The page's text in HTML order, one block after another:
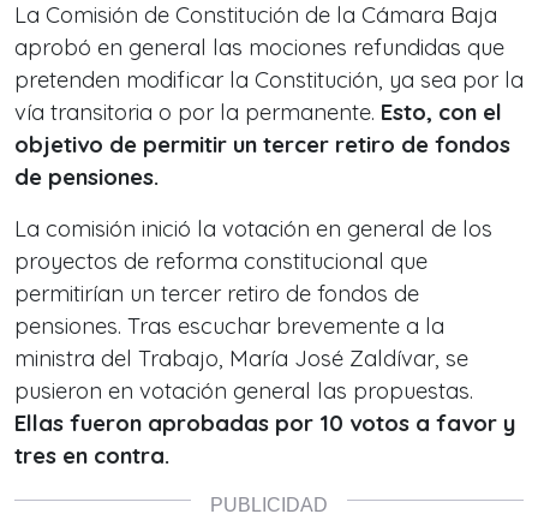
La Comisión de Constitución de la Cámara Baja
aprobó en general las mociones refundidas que
pretenden modificar la Constitución, ya sea por la
vía transitoria o por la permanente. Esto, con el
objetivo de permitir un tercer retiro de fondos
de pensiones.
La comisión inició la votación en general de los
proyectos de reforma constitucional que
permitirían un tercer retiro de fondos de
pensiones. Tras escuchar brevemente a la
ministra del Trabajo, María José Zaldívar, se
pusieron en votación general las propuestas.
Ellas fueron aprobadas por 10 votos a favor y
tres en contra.